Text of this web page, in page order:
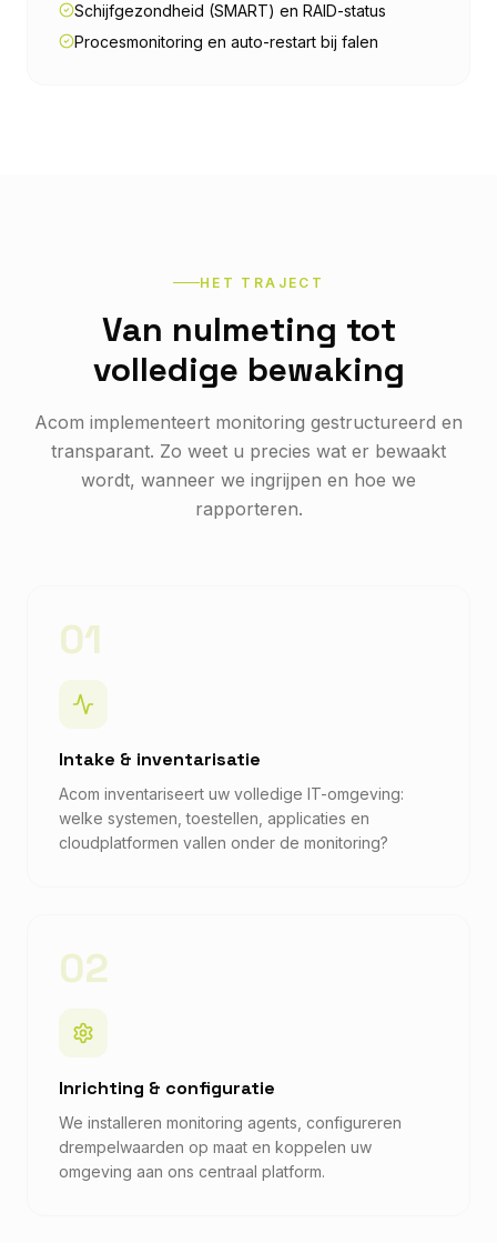
Schijfgezondheid (SMART) en RAID-status
Procesmonitoring en auto-restart bij falen
HET TRAJECT
Van nulmeting tot
volledige bewaking
Acom implementeert monitoring gestructureerd en
transparant. Zo weet u precies wat er bewaakt
wordt, wanneer we ingrijpen en hoe we
rapporteren.
01
Intake & inventarisatie
Acom inventariseert uw volledige IT-omgeving:
welke systemen, toestellen, applicaties en
cloudplatformen vallen onder de monitoring?
02
Inrichting & configuratie
We installeren monitoring agents, configureren
drempelwaarden op maat en koppelen uw
omgeving aan ons centraal platform.